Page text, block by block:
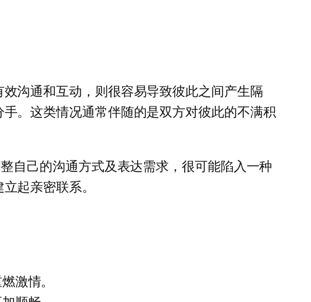
沟通和互动，则很容易导致彼此之间产生隔
。这类情况通常伴随的是双方对彼此的不满积
自己的沟通方式及表达需求，很可能陷入一种
起亲密联系。
激情。